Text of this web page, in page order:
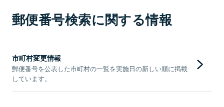
郵便番号検索に関する情報
市町村変更情報
郵便番号を公表した市町村の一覧を実施日の新しい順に掲載
しています。